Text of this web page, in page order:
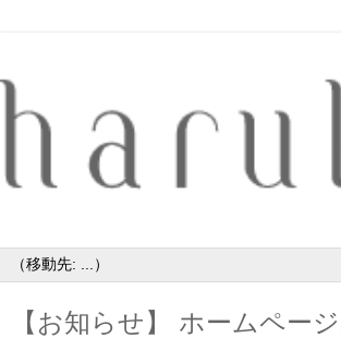
【お知らせ】 ホームペー